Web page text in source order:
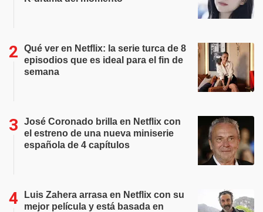
Qué ver en Netflix: la serie turca de 8
episodios que es ideal para el fin de
semana
José Coronado brilla en Netflix con
el estreno de una nueva miniserie
española de 4 capítulos
Luis Zahera arrasa en Netflix con su
mejor película y está basada en